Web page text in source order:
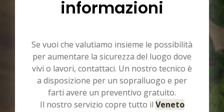
informazioni
Se vuoi che valutiamo insieme le possibilità
per aumentare la sicurezza del luogo dove
vivi o lavori, contattaci. Un nostro tecnico è
a disposizione per un sopralluogo e per
farti avere un preventivo gratuito.
Il nostro servizio copre tutto il Veneto